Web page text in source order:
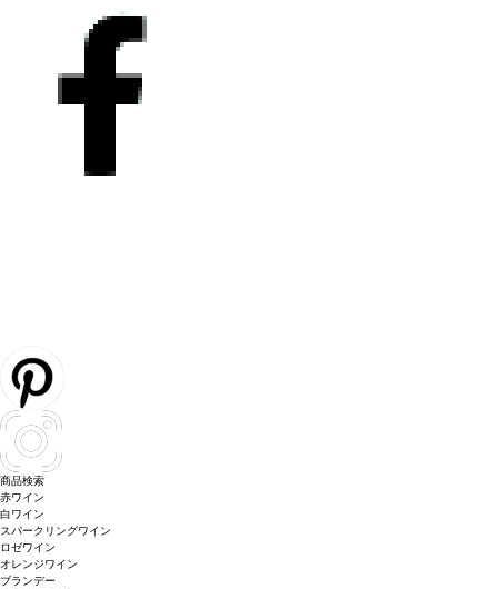
商品検索
赤ワイン
白ワイン
スパークリングワイン
ロゼワイン
オレンジワイン
ブランデー